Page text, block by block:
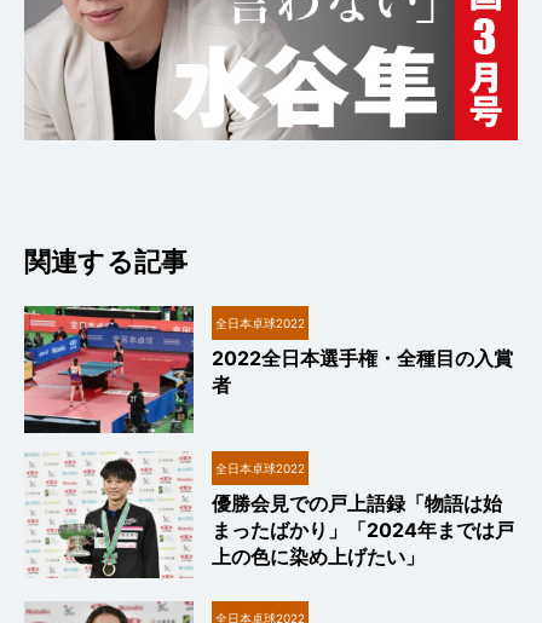
関連する記事
全日本卓球2022
2022全日本選手権・全種目の入賞
者
全日本卓球2022
優勝会見での戸上語録「物語は始
まったばかり」「2024年までは戸
上の色に染め上げたい」
全日本卓球2022